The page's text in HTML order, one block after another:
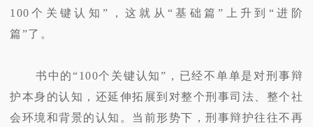
100个关键认知”，这就从“基础篇”上升到“进阶
篇”了。
书中的“100个关键认知”，已经不单单是对刑事辩
护本身的认知，还延伸拓展到对整个刑事司法、整个社
会环境和背景的认知。当前形势下，刑事辩护往往不再